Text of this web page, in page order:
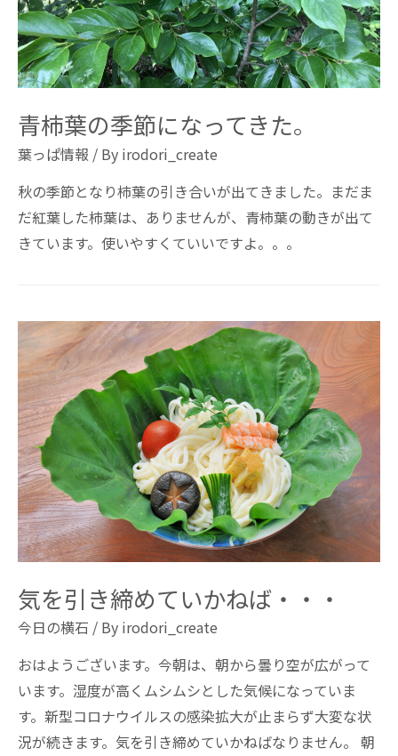
青柿葉の季節になってきた。
葉っぱ情報 / By irodori_create
秋の季節となり柿葉の引き合いが出てきました。まだま
だ紅葉した柿葉は、ありませんが、青柿葉の動きが出て
きています。使いやすくていいですよ。。。
気を引き締めていかねば・・・
今日の横石 / By irodori_create
おはようございます。今朝は、朝から曇り空が広がって
います。湿度が高くムシムシとした気候になっていま
す。新型コロナウイルスの感染拡大が止まらず大変な状
況が続きます。気を引き締めていかねばなりません。 朝